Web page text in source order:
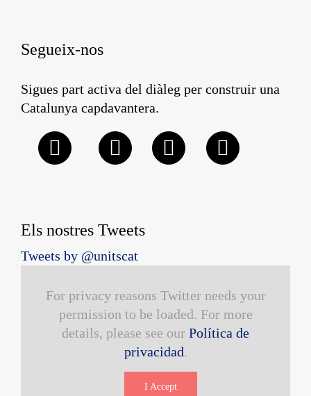
Segueix-nos
Sigues part activa del diàleg per construir una
Catalunya capdavantera.
Els nostres Tweets
Tweets by @unitscat
For privacy reasons Twitter needs your
permission to be loaded. For more
details, please see our Política de
privacidad.
I Accept